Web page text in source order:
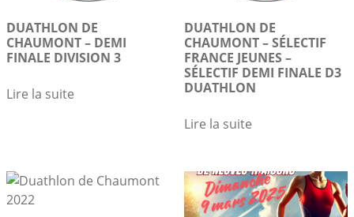
produit
DUATHLON DE
CHAUMONT – DEMI
FINALE DIVISION 3
Lire la suite
DUATHLON DE
CHAUMONT – SÉLECTIF
FRANCE JEUNES –
SÉLECTIF DEMI FINALE D3
DUATHLON
Lire la suite